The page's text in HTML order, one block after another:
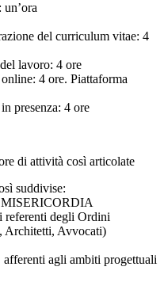
del curriculum vitae: 4
lavoro: 4 ore
4 ore. Piattaforma
presenza: 4 ore
di attività così articolate
suddivise:
MISERICORDIA
referenti degli Ordini
Architetti, Avvocati)
agli ambiti progettuali